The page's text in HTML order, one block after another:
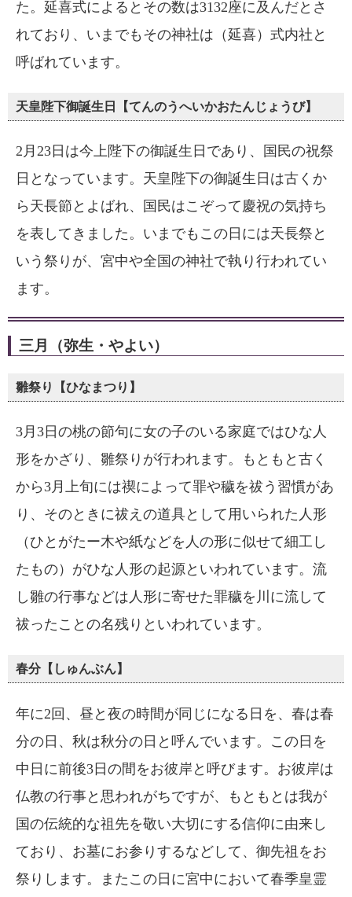
た。延喜式によるとその数は3132座に及んだとさ
れており、いまでもその神社は（延喜）式内社と
呼ばれています。
天皇陛下御誕生日【てんのうへいかおたんじょうび】
2月23日は今上陛下の御誕生日であり、国民の祝祭
日となっています。天皇陛下の御誕生日は古くか
ら天長節とよばれ、国民はこぞって慶祝の気持ち
を表してきました。いまでもこの日には天長祭と
いう祭りが、宮中や全国の神社で執り行われてい
ます。
三月（弥生・やよい）
雛祭り【ひなまつり】
3月3日の桃の節句に女の子のいる家庭ではひな人
形をかざり、雛祭りが行われます。もともと古く
から3月上旬には禊によって罪や穢を祓う習慣があ
り、そのときに祓えの道具として用いられた人形
（ひとがたー木や紙などを人の形に似せて細工し
たもの）がひな人形の起源といわれています。流
し雛の行事などは人形に寄せた罪穢を川に流して
祓ったことの名残りといわれています。
春分【しゅんぶん】
年に2回、昼と夜の時間が同じになる日を、春は春
分の日、秋は秋分の日と呼んでいます。この日を
中日に前後3日の間をお彼岸と呼びます。お彼岸は
仏教の行事と思われがちですが、もともとは我が
国の伝統的な祖先を敬い大切にする信仰に由来し
ており、お墓にお参りするなどして、御先祖をお
祭りします。またこの日に宮中において春季皇霊